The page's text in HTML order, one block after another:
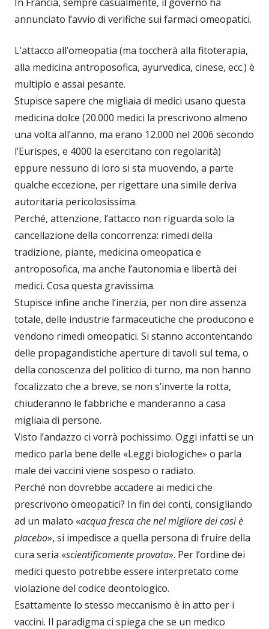
annunciato l’avvio di verifiche sui farmaci omeopatici.
L’attacco all’omeopatia (ma toccherà alla fitoterapia,
alla medicina antroposofica, ayurvedica, cinese, ecc.) è
multiplo e assai pesante.
Stupisce sapere che migliaia di medici usano questa
medicina dolce (20.000 medici la prescrivono almeno
una volta all’anno, ma erano 12.000 nel 2006 secondo
l’Eurispes, e 4000 la esercitano con regolarità)
eppure nessuno di loro si sta muovendo, a parte
qualche eccezione, per rigettare una simile deriva
autoritaria pericolosissima.
Perché, attenzione, l’attacco non riguarda solo la
cancellazione della concorrenza: rimedi della
tradizione, piante, medicina omeopatica e
antroposofica, ma anche l’autonomia e libertà dei
medici. Cosa questa gravissima.
Stupisce infine anche l’inerzia, per non dire assenza
totale, delle industrie farmaceutiche che producono e
vendono rimedi omeopatici. Si stanno accontentando
delle propagandistiche aperture di tavoli sul tema, o
della conoscenza del politico di turno, ma non hanno
focalizzato che a breve, se non s’inverte la rotta,
chiuderanno le fabbriche e manderanno a casa
migliaia di persone.
Visto l’andazzo ci vorrà pochissimo. Oggi infatti se un
medico parla bene delle «Leggi biologiche» o parla
male dei vaccini viene sospeso o radiato.
Perché non dovrebbe accadere ai medici che
prescrivono omeopatici? In fin dei conti, consigliando
ad un malato «acqua fresca che nel migliore dei casi è
placebo», si impedisce a quella persona di fruire della
cura seria «scientificamente provata». Per l’ordine dei
medici questo potrebbe essere interpretato come
violazione del codice deontologico.
Esattamente lo stesso meccanismo è in atto per i
vaccini. Il paradigma ci spiega che se un medico